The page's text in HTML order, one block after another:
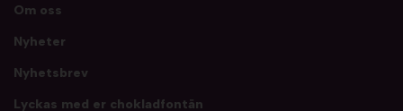
Om oss
Nyheter
Nyhetsbrev
Lyckas med er chokladfontän